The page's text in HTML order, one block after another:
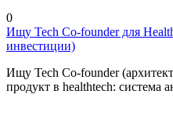
0
Ищу Tech Co-founder для
инвестиции)
Ищу Tech Co-founder
продукт в healthtech: система